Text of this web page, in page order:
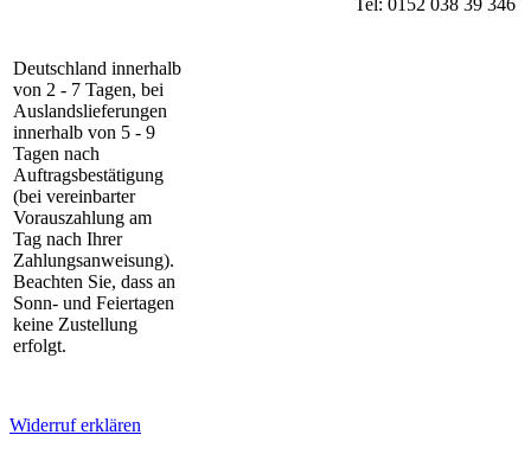
Tel: 0152 038 39 346
Deutschland innerhalb
von 2 - 7 Tagen, bei
Auslandslieferungen
innerhalb von 5 - 9
Tagen nach
Auftragsbestätigung
(bei vereinbarter
Vorauszahlung am
Tag nach Ihrer
Zahlungsanweisung).
Beachten Sie, dass an
Sonn- und Feiertagen
keine Zustellung
erfolgt.
Widerruf erklären